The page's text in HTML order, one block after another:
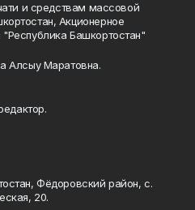
и средствам массовой
Акционерное
Башкортостан"
Алсыу Маратовна.
Фёдоровский район, с.
20.